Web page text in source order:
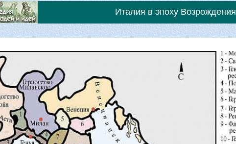
Италия в эпоху Возрождения